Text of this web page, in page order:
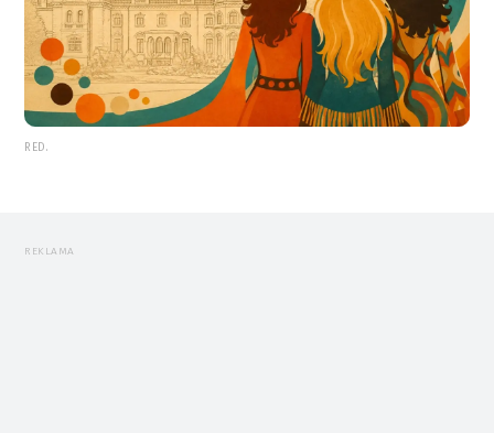
RED.
REKLAMA